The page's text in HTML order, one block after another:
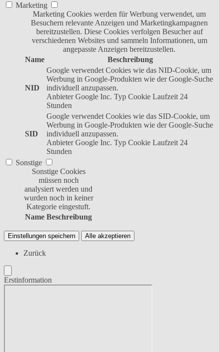
Marketing
Marketing Cookies werden für Werbung verwendet, um
Besuchern relevante Anzeigen und Marketingkampagnen
bereitzustellen. Diese Cookies verfolgen Besucher auf
verschiedenen Websites und sammeln Informationen, um
angepasste Anzeigen bereitzustellen.
Name
Beschreibung
NID
Google verwendet Cookies wie das NID-Cookie, um
Werbung in Google-Produkten wie der Google-Suche
individuell anzupassen.
Anbieter Google Inc. Typ Cookie Laufzeit 24
Stunden
SID
Google verwendet Cookies wie das SID-Cookie, um
Werbung in Google-Produkten wie der Google-Suche
individuell anzupassen.
Anbieter Google Inc. Typ Cookie Laufzeit 24
Stunden
Sonstige
Sonstige Cookies
müssen noch
analysiert werden und
wurden noch in keiner
Kategorie eingestuft.
Name Beschreibung
Einstellungen speichern Alle akzeptieren
Zurück
Erstinformation